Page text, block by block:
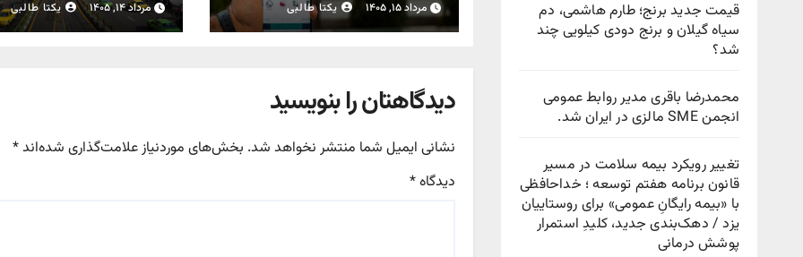
قیمت جدید برنج؛ طارم هاشمی، دم
سیاه گیلان و برنج دودی کیلویی چند
شد؟
محمدرضا باقری مدیر روابط عمومی
انجمن SME مالزی در ایران شد.
تغییر رویکرد بیمه سلامت در مسیر
قانون برنامه هفتم توسعه ؛ خداحافظی
با «بیمه رایگانِ عمومی» برای روستاییان
یزد / دهک‌بندی جدید، کلیدِ استمرار
پوشش درمانی
مرداد ۱۵, ۱۴۰۵ یکتا طالبی مرداد ۱۴, ۱۴۰۵ یکتا طالبی
دیدگاهتان را بنویسید
نشانی ایمیل شما منتشر نخواهد شد. بخش‌های موردنیاز علامت‌گذاری شده‌اند*
دیدگاه*